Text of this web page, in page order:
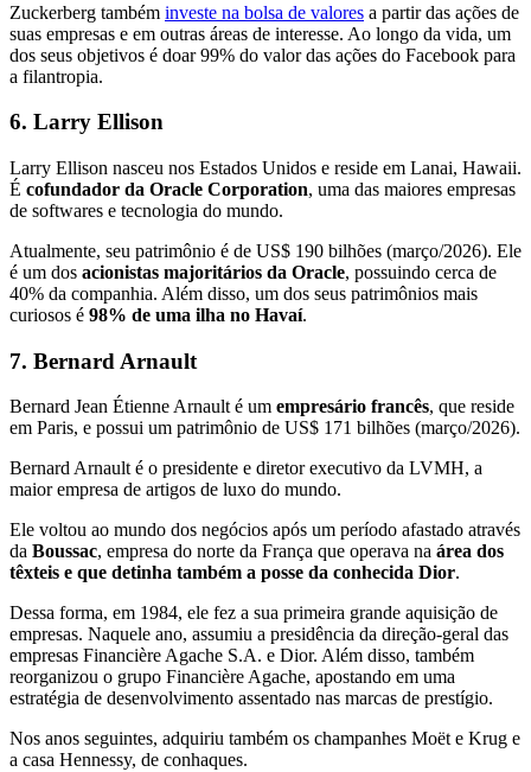
Zuckerberg também investe na bolsa de valores a partir das ações de
suas empresas e em outras áreas de interesse. Ao longo da vida, um
dos seus objetivos é doar 99% do valor das ações do Facebook para
a filantropia.
6. Larry Ellison
Larry Ellison nasceu nos Estados Unidos e reside em Lanai, Hawaii.
É cofundador da Oracle Corporation, uma das maiores empresas
de softwares e tecnologia do mundo.
Atualmente, seu patrimônio é de US$ 190 bilhões (março/2026). Ele
é um dos acionistas majoritários da Oracle, possuindo cerca de
40% da companhia. Além disso, um dos seus patrimônios mais
curiosos é 98% de uma ilha no Havaí.
7. Bernard Arnault
Bernard Jean Étienne Arnault é um empresário francês, que reside
em Paris, e possui um patrimônio de US$ 171 bilhões (março/2026).
Bernard Arnault é o presidente e diretor executivo da LVMH, a
maior empresa de artigos de luxo do mundo.
Ele voltou ao mundo dos negócios após um período afastado através
da Boussac, empresa do norte da França que operava na área dos
têxteis e que detinha também a posse da conhecida Dior.
Dessa forma, em 1984, ele fez a sua primeira grande aquisição de
empresas. Naquele ano, assumiu a presidência da direção-geral das
empresas Financière Agache S.A. e Dior. Além disso, também
reorganizou o grupo Financière Agache, apostando em uma
estratégia de desenvolvimento assentado nas marcas de prestígio.
Nos anos seguintes, adquiriu também os champanhes Moët e Krug e
a casa Hennessy, de conhaques.